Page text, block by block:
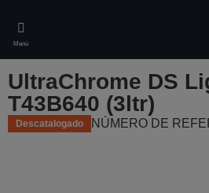
main
content
Menú
UltraChrome DS
T43B640 (3ltr)
Descatalogado NÚMERO DE